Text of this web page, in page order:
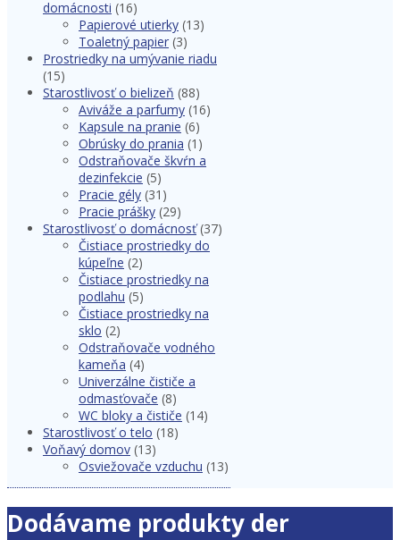
domácnosti (16)
Papierové utierky (13)
Toaletný papier (3)
Prostriedky na umývanie riadu
(15)
Starostlivosť o bielizeň (88)
Aviváže a parfumy (16)
Kapsule na pranie (6)
Obrúsky do prania (1)
Odstraňovače škvŕn a
dezinfekcie (5)
Pracie gély (31)
Pracie prášky (29)
Starostlivosť o domácnosť (37)
Čistiace prostriedky do
kúpeľne (2)
Čistiace prostriedky na
podlahu (5)
Čistiace prostriedky na
sklo (2)
Odstraňovače vodného
kameňa (4)
Univerzálne čističe a
odmasťovače (8)
WC bloky a čističe (14)
Starostlivosť o telo (18)
Voňavý domov (13)
Osviežovače vzduchu (13)
Dodávame produkty der